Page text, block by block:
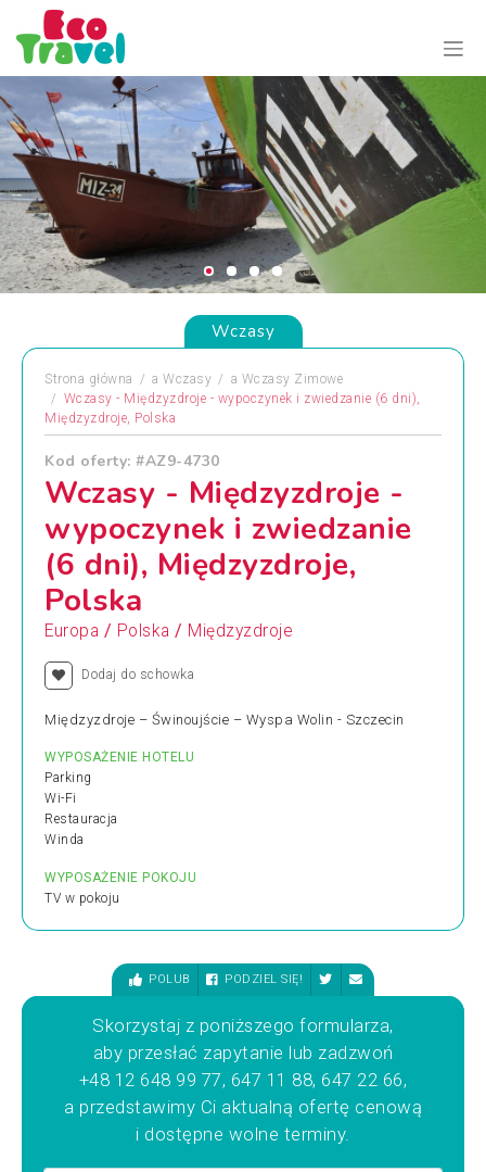
Wczasy
Strona główna a Wczasy a Wczasy Zimowe
Wczasy - Międzyzdroje - wypoczynek i zwiedzanie (6 dni),
Międzyzdroje, Polska
Kod oferty: #AZ9-4730
Wczasy - Międzyzdroje -
wypoczynek i zwiedzanie
(6 dni), Międzyzdroje,
Polska
Europa / Polska / Międzyzdroje
Dodaj do schowka
Międzyzdroje – Świnoujście – Wyspa Wolin - Szczecin
WYPOSAŻENIE HOTELU
Parking
Wi-Fi
Restauracja
Winda
WYPOSAŻENIE POKOJU
TV w pokoju
POLUB PODZIEL SIĘ!
Skorzystaj z poniższego formularza,
aby przesłać zapytanie lub zadzwoń
+48 12 648 99 77, 647 11 88, 647 22 66,
a przedstawimy Ci aktualną ofertę cenową
i dostępne wolne terminy.